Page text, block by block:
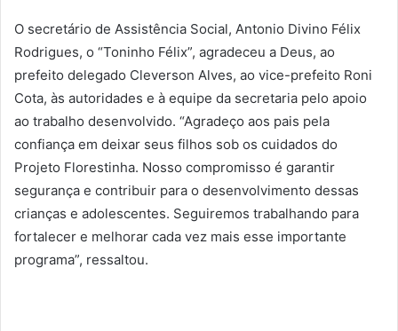
O secretário de Assistência Social, Antonio Divino Félix
Rodrigues, o “Toninho Félix”, agradeceu a Deus, ao
prefeito delegado Cleverson Alves, ao vice-prefeito Roni
Cota, às autoridades e à equipe da secretaria pelo apoio
ao trabalho desenvolvido. “Agradeço aos pais pela
confiança em deixar seus filhos sob os cuidados do
Projeto Florestinha. Nosso compromisso é garantir
segurança e contribuir para o desenvolvimento dessas
crianças e adolescentes. Seguiremos trabalhando para
fortalecer e melhorar cada vez mais esse importante
programa”, ressaltou.